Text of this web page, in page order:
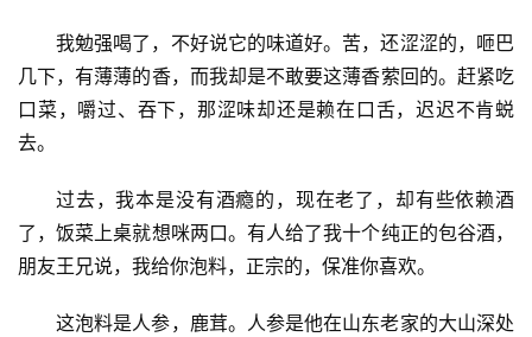
我勉强喝了，不好说它的味道好。苦，还涩涩的，咂巴
几下，有薄薄的香，而我却是不敢要这薄香萦回的。赶紧吃
口菜，嚼过、吞下，那涩味却还是赖在口舌，迟迟不肯蜕
去。
过去，我本是没有酒瘾的，现在老了，却有些依赖酒
了，饭菜上桌就想咪两口。有人给了我十个纯正的包谷酒，
朋友王兄说，我给你泡料，正宗的，保准你喜欢。
这泡料是人参，鹿茸。人参是他在山东老家的大山深处